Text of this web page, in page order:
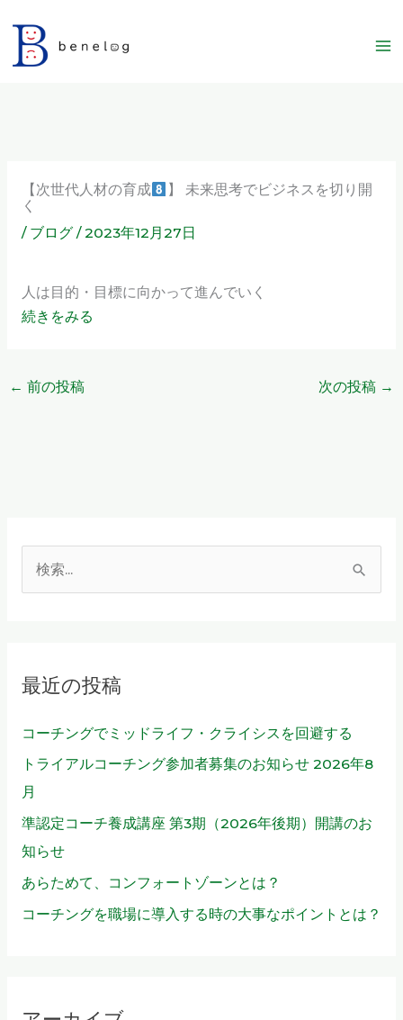
を
【次世代人材の育成
】 未来思考でビジネスを切り開
く
/ ブログ/2023年12月27日
人は目的・目標に向かって進んでいく
続きをみる
← 前の投稿 次の投稿 →
:最近の投稿
コーチングでミッドライフ・クライシスを回避する
トライアルコーチング参加者募集のお知らせ 2026年8
月
準認定コーチ養成講座 第3期（2026年後期）開講のお
知らせ
あらためて、コンフォートゾーンとは？
コーチングを職場に導入する時の大事なポイントとは？